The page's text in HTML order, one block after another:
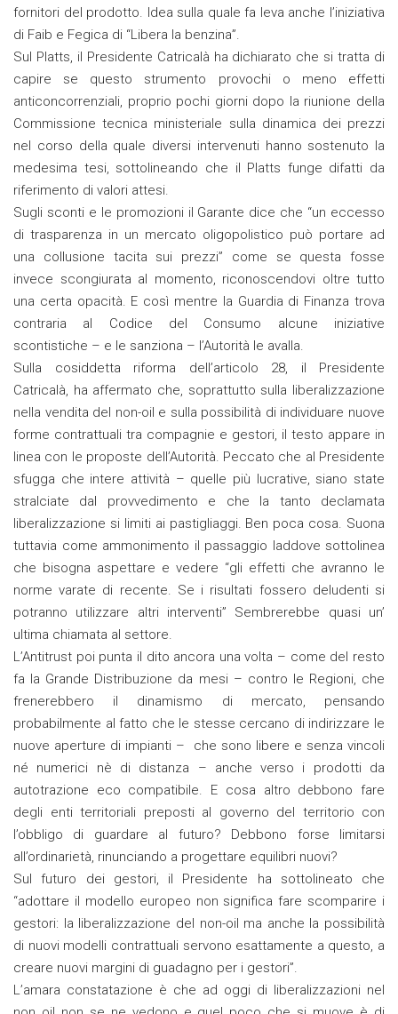
fornitori del prodotto. Idea sulla quale fa leva anche l’iniziativa
di Faib e Fegica di “Libera la benzina”.
Sul Platts, il Presidente Catricalà ha dichiarato che si tratta di
capire se questo strumento provochi o meno effetti
anticoncorrenziali, proprio pochi giorni dopo la riunione della
Commissione tecnica ministeriale sulla dinamica dei prezzi
nel corso della quale diversi intervenuti hanno sostenuto la
medesima tesi, sottolineando che il Platts funge difatti da
riferimento di valori attesi.
Sugli sconti e le promozioni il Garante dice che “un eccesso
di trasparenza in un mercato oligopolistico può portare ad
una collusione tacita sui prezzi” come se questa fosse
invece scongiurata al momento, riconoscendovi oltre tutto
una certa opacità. E così mentre la Guardia di Finanza trova
contraria al Codice del Consumo alcune iniziative
scontistiche – e le sanziona – l’Autorità le avalla.
Sulla cosiddetta riforma dell’articolo 28, il Presidente
Catricalà, ha affermato che, soprattutto sulla liberalizzazione
nella vendita del non-oil e sulla possibilità di individuare nuove
forme contrattuali tra compagnie e gestori, il testo appare in
linea con le proposte dell’Autorità. Peccato che al Presidente
sfugga che intere attività – quelle più lucrative, siano state
stralciate dal provvedimento e che la tanto declamata
liberalizzazione si limiti ai pastigliaggi. Ben poca cosa. Suona
tuttavia come ammonimento il passaggio laddove sottolinea
che bisogna aspettare e vedere “gli effetti che avranno le
norme varate di recente. Se i risultati fossero deludenti si
potranno utilizzare altri interventi” Sembrerebbe quasi un’
ultima chiamata al settore.
L’Antitrust poi punta il dito ancora una volta – come del resto
fa la Grande Distribuzione da mesi – contro le Regioni, che
frenerebbero il dinamismo di mercato, pensando
probabilmente al fatto che le stesse cercano di indirizzare le
nuove aperture di impianti – che sono libere e senza vincoli
né numerici nè di distanza – anche verso i prodotti da
autotrazione eco compatibile. E cosa altro debbono fare
degli enti territoriali preposti al governo del territorio con
l’obbligo di guardare al futuro? Debbono forse limitarsi
all’ordinarietà, rinunciando a progettare equilibri nuovi?
Sul futuro dei gestori, il Presidente ha sottolineato che
“adottare il modello europeo non significa fare scomparire i
gestori: la liberalizzazione del non-oil ma anche la possibilità
di nuovi modelli contrattuali servono esattamente a questo, a
creare nuovi margini di guadagno per i gestori”.
L’amara constatazione è che ad oggi di liberalizzazioni nel